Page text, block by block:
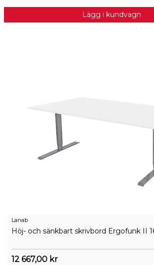
Lägg i kundvagn
Lanab
Höj- och sänkbart skrivbord Ergofunk II
12 667,00 kr